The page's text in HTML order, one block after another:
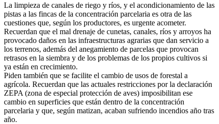
La limpieza de canales de riego y ríos, y el acondicionamiento de las
pistas a las fincas de la concentración parcelaria es otra de las
cuestiones que, según los productores, es urgente acometer.
Recuerdan que el mal drenaje de cunetas, canales, ríos y arroyos ha
provocado daños en las infraestructuras agrarias que dan servicio a
los terrenos, además del anegamiento de parcelas que provocan
retrasos en la siembra y de los problemas de los propios cultivos si
ya están en crecimiento.
Piden también que se facilite el cambio de usos de forestal a
agrícola. Recuerdan que las actuales restricciones por la declaración
ZEPA (zona de especial protección de aves) imposibilitan ese
cambio en superficies que están dentro de la concentración
parcelaria y que, según matizan, acaban sufriendo incendios año tras
año.